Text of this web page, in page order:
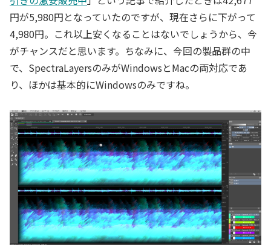
円が5,980円となっていたのですが、現在さらに下がって
4,980円。これ以上安くなることはないでしょうから、今
がチャンスだと思います。ちなみに、今回の製品群の中
で、SpectraLayersのみがWindowsとMacの両対応であ
り、ほかは基本的にWindowsのみですね。